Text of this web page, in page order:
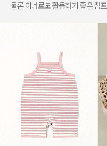
물론 이너로도 활용하기 좋은 점